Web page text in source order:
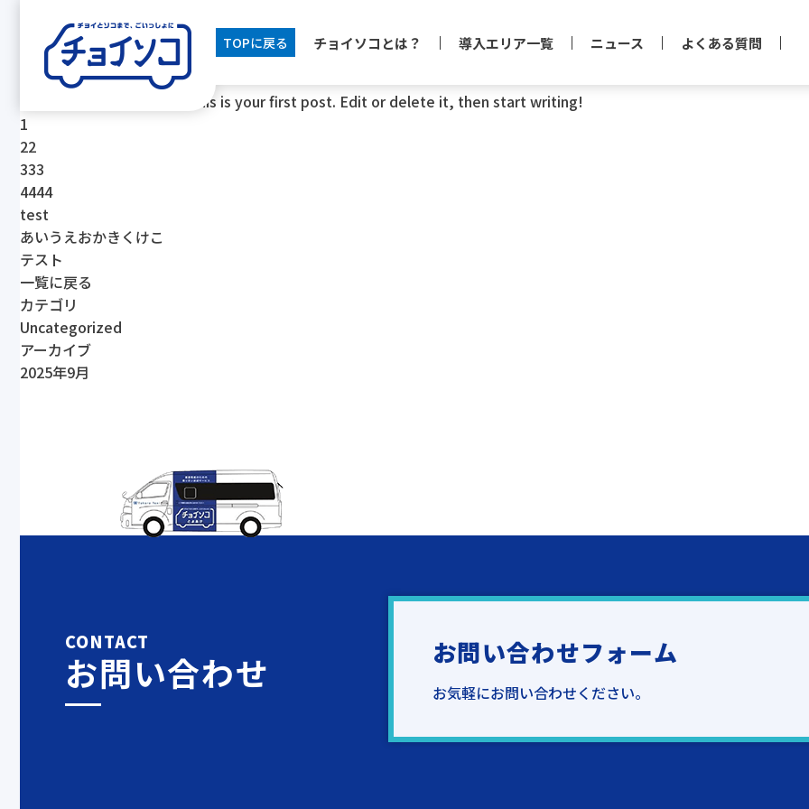
TOPに戻る チョイソコとは？ 導入エリア一覧 ニュース よくある質問
2025年09月05日
Uncategorized
Hello world!
Welcome to WordPress. This is your first post. Edit or delete it, then start writing!
1
22
333
4444
test
あいうえおかきくけこ
テスト
一覧に戻る
カテゴリ
Uncategorized
アーカイブ
2025年9月
CONTACT
お問い合わせ お問い合わせフォーム
お気軽にお問い合わせください。